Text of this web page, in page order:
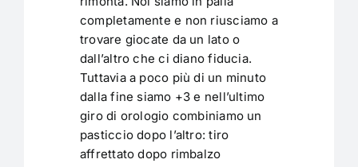
completamente e non riusciamo a
trovare giocate da un lato o
dall’altro che ci diano fiducia.
Tuttavia a poco più di un minuto
dalla fine siamo +3 e nell’ultimo
giro di orologio combiniamo un
pasticcio dopo l’altro: tiro
affrettato dopo rimbalzo